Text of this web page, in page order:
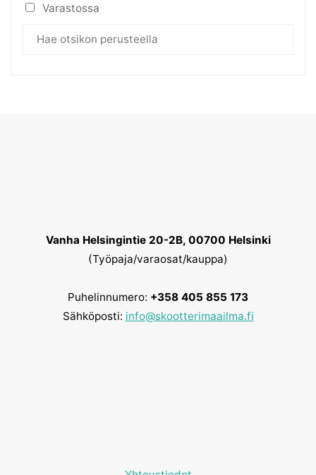
Varastossa
Vanha Helsingintie 20-2B, 00700 Helsinki
(Työpaja/varaosat/kauppa)
Puhelinnumero: +358 405 855 173
Sähköposti: info@skootterimaailma.fi